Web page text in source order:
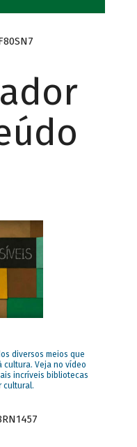
diversos meios que
cultura. Veja no vídeo
incríveis bibliotecas
cultural.